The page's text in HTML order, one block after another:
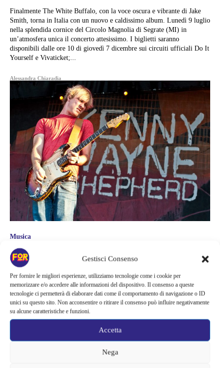
Gestisci Consenso
Per fornire le migliori esperienze, utilizziamo tecnologie come i cookie per
memorizzare e/o accedere alle informazioni del dispositivo. Il consenso a queste
tecnologie ci permetterà di elaborare dati come il comportamento di navigazione o ID
unici su questo sito. Non acconsentire o ritirare il consenso può influire negativamente
su alcune caratteristiche e funzioni.
Accetta
Nega
Finalmente The White Buffalo, con la voce oscura e vibrante di Jake
Smith, torna in Italia con un nuovo e caldissimo album. Lunedì 9 luglio
nella splendida cornice del Circolo Magnolia di Segrate (MI) in
un’atmosfera unica il concerto attesissimo. I biglietti saranno
disponibili dalle ore 10 di giovedì 7 dicembre sui circuiti ufficiali Do It
Yourself e Vivaticket;...
Alessandra Chiaradia
Musica
KENNY WAYNE SHEPHERD: IL
PRODIGIO DEL BLUES AL
CARROPONTE
Tra i chitarristi blues più prodigiosi di sempre, Kenny Wayne Shepherd
è pronto a tornare in Italia con la sua band per un appuntamento estivo
da non perdere. Non prendete impegni per domenica 23 luglio, il
ruggito della chitarra di Shepherd risuonerà al Carroponte di Sesto San
Giovanni (MI) nell’ambito di Bloom in Blues. I biglietti per il